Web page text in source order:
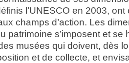
l’UNESCO en 2003,
champs d’action. Les
patrimoine s’imposent et se
musées qui doivent, dès
et de collecte, et